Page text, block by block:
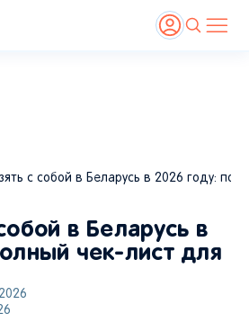
с собой в Беларусь в 2026 году:
в Беларусь в
чек-лист для